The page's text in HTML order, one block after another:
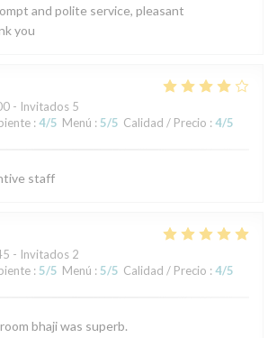
and polite service, pleasant
you
- Invitados 5
: 4/5 Menú : 5/5 Calidad / Precio : 4/5
staff
- Invitados 2
: 5/5 Menú : 5/5 Calidad / Precio : 4/5
bhaji was superb.